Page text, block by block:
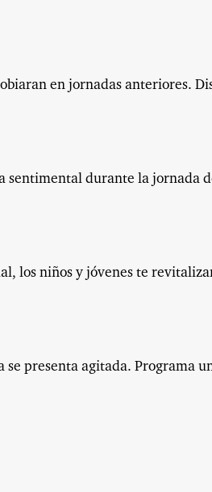
en jornadas anteriores.
sentimental durante la jornada
los niños y jóvenes te
presenta agitada. Programa